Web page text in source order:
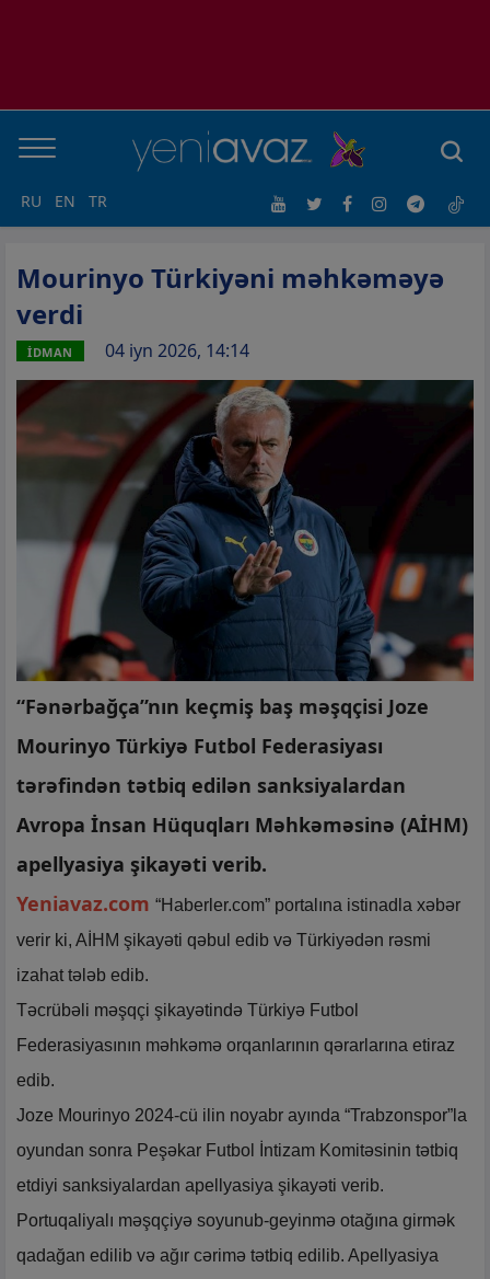
RU EN TR
Mourinyo Türkiyəni məhkəməyə
verdi
İDMAN 04 iyn 2026, 14:14
“Fənərbağça”nın keçmiş baş məşqçisi Joze
Mourinyo Türkiyə Futbol Federasiyası
tərəfindən tətbiq edilən sanksiyalardan
Avropa İnsan Hüquqları Məhkəməsinə (AİHM)
apellyasiya şikayəti verib.
Yeniavaz.com “Haberler.com” portalına istinadla xəbər
verir ki, AİHM şikayəti qəbul edib və Türkiyədən rəsmi
izahat tələb edib.
Təcrübəli məşqçi şikayətində Türkiyə Futbol
Federasiyasının məhkəmə orqanlarının qərarlarına etiraz
edib.
Joze Mourinyo 2024-cü ilin noyabr ayında “Trabzonspor”la
oyundan sonra Peşəkar Futbol İntizam Komitəsinin tətbiq
etdiyi sanksiyalardan apellyasiya şikayəti verib.
Portuqaliyalı məşqçiyə soyunub-geyinmə otağına girmək
qadağan edilib və ağır cərimə tətbiq edilib. Apellyasiya